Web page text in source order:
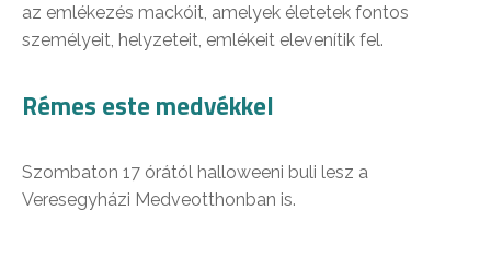
az emlékezés mackóit, amelyek életetek fontos
személyeit, helyzeteit, emlékeit elevenítik fel.
Rémes este medvékkel
Szombaton 17 órától halloweeni buli lesz a
Veresegyházi Medveotthonban is.